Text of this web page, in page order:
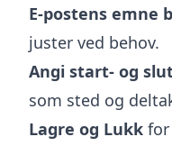
E-postens emne
juster ved behov.
Angi start- og
som sted og
Lagre og Lukk for